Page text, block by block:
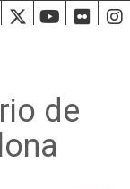
Twiiter
de